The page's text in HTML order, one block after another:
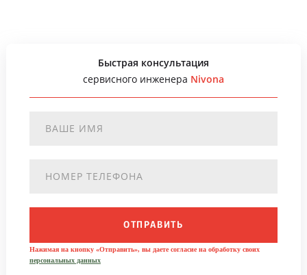
Быстрая консультация
сервисного инженера Nivona
ОТПРАВИТЬ
Нажимая на кнопку «Отправить», вы даете согласие на обработку своих
персональных данных